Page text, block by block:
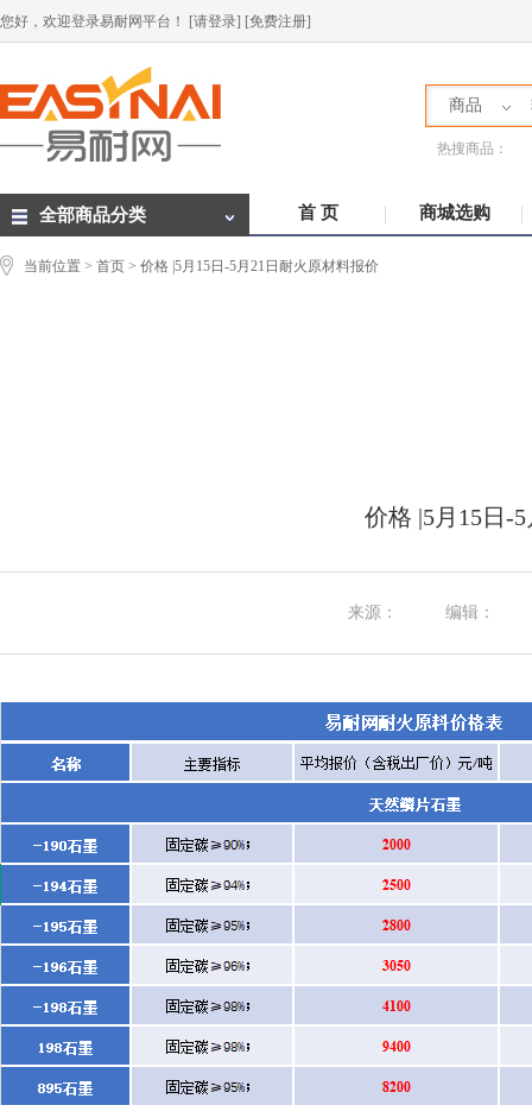
您好，欢迎登录易耐网平台！ [请登录] [免费注册]
商品
热搜商品：
全部商品分类 首 页 商城选购
当前位置 > 首页 > 价格 |5月15日-5月21日耐火原材料报价
价格 |5月15日-
来源： 编辑：